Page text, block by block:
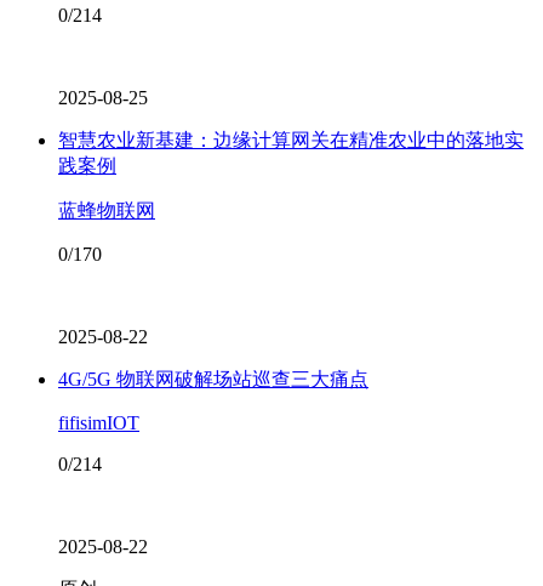
0/214
2025-08-25
智慧农业新基建：边缘计算网关在精准农业中的落地实
践案例
蓝蜂物联网
0/170
2025-08-22
4G/5G 物联网破解场站巡查三大痛点
fifisimIOT
0/214
2025-08-22